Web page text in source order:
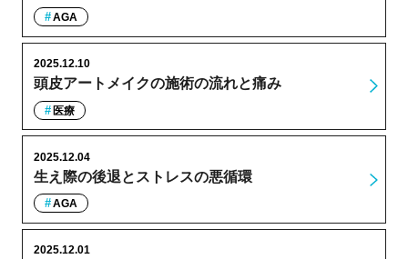
AGA
頭皮アートメイクの施術の流れと痛み
2025.12.10
医療
生え際の後退とストレスの悪循環
2025.12.04
AGA
2025.12.01